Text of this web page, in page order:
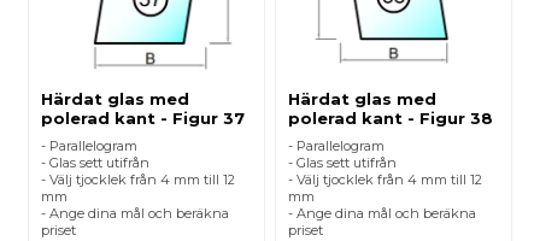
Härdat glas med
polerad kant - Figur 37
- Parallelogram
- Glas sett utifrån
- Välj tjocklek från 4 mm till 12
mm
- Ange dina mål och beräkna
priset
Härdat glas med
polerad kant - Figur 38
- Parallelogram
- Glas sett utifrån
- Välj tjocklek från 4 mm till 12
mm
- Ange dina mål och beräkna
priset